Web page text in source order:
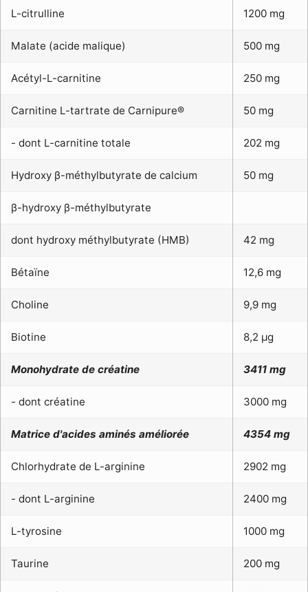
L-citrulline 1200 mg
Malate (acide malique) 500 mg
Acétyl-L-carnitine 250 mg
Carnitine L-tartrate de Carnipure® 50 mg
- dont L-carnitine totale 202 mg
Hydroxy β-méthylbutyrate de calcium 50 mg
β-hydroxy β-méthylbutyrate
dont hydroxy méthylbutyrate (HMB) 42 mg
Bétaïne 12,6 mg
Choline 9,9 mg
Biotine 8,2 μg
Monohydrate de créatine 3411 mg
- dont créatine 3000 mg
Matrice d'acides aminés améliorée 4354 mg
Chlorhydrate de L-arginine 2902 mg
- dont L-arginine 2400 mg
L-tyrosine 1000 mg
Taurine 200 mg